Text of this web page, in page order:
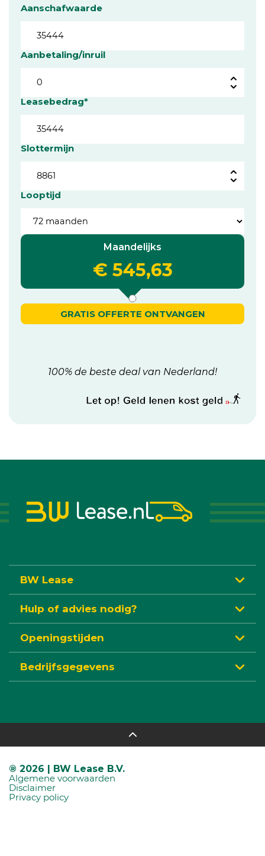
Aanschafwaarde
Aanbetaling/inruil
Leasebedrag*
Slottermijn
Looptijd
Maandelijks
€ 545,63
GRATIS OFFERTE ONTVANGEN
100% de beste deal van Nederland!
BW Lease
Hulp of advies nodig?
Openingstijden
Bedrijfsgegevens
® 2026 | BW Lease B.V.
Algemene voorwaarden
Disclaimer
Privacy policy